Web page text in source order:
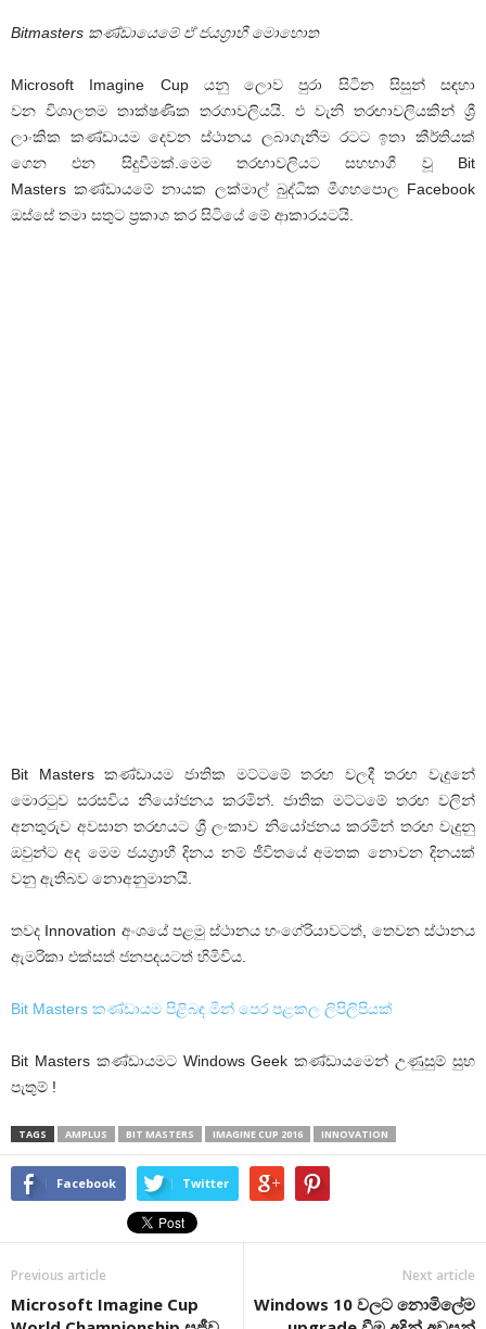
Bitmasters කණ්ඩායෙමේ ඒ ජයග්‍රාහී මොහොත
Microsoft Imagine Cup යනු ලොව පුරා සිටින සිසුන් සඳහා
වන විශාලතම තාක්ෂණික තරගාවලියයි. එ වැනි තරඟාවලියකින් ශ්‍රී
ලාංකික කණ්ඩායම දෙවන ස්ථානය ලබාගැනීම රටට ඉතා කීර්තියක්
ගෙන එන සිදුවීමක්.මෙම තරඟාවලියට සහභාගී වූ Bit
Masters කණ්ඩායමේ නායක ලක්මාල් බුද්ධික මීගහපොල Facebook
ඔස්සේ තමා සතුට ප්‍රකාශ කර සිටියේ මේ ආකාරයටයි.
Bit Masters කණ්ඩායම ජාතික මට්ටමේ තරඟ වලදී තරඟ වැදුනේ
මොරටුව සරසවිය නියෝජනය කරමින්. ජාතික මට්ටමේ තරඟ වලින්
අනතුරුව අවසාන තරඟයට ශ්‍රී ලංකාව නියෝජනය කරමින් තරඟ වැදුනු
ඔවුන්ට අද මෙම ජයග්‍රාහී දිනය නම් ජීවිතයේ අමතක නොවන දිනයක්
වනු ඇතිබව නොඅනුමානයි.
තවද Innovation අංශයේ පළමු ස්ථානය හංගේරියාවටත්, තෙවන ස්ථානය
ඇමරිකා එක්සත් ජනපදයටත් හිමිවිය.
Bit Masters කණ්ඩායම පිළිබඳ මින් පෙර පළකල ලිපිලිපියක්
Bit Masters කණ්ඩායමට Windows Geek කණ්ඩායමෙන් උණුසුම් සුභ
පැතුම් !
TAGS AMPLUS BIT MASTERS IMAGINE CUP 2016 INNOVATION
Facebook Twitter
Previous article
Microsoft Imagine Cup
Next article
Windows 10 වලට නොමිලේම